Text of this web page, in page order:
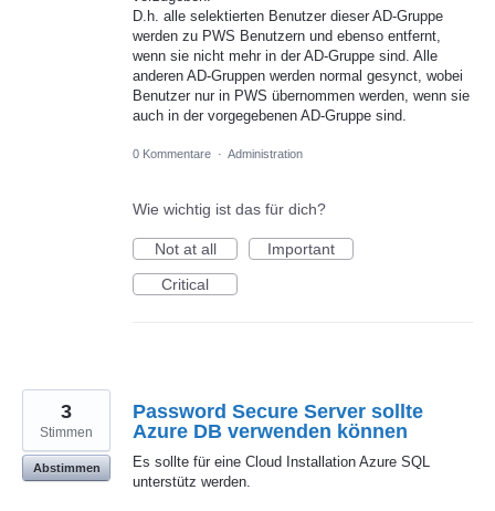
D.h. alle selektierten Benutzer dieser AD-Gruppe
werden zu PWS Benutzern und ebenso entfernt,
wenn sie nicht mehr in der AD-Gruppe sind. Alle
anderen AD-Gruppen werden normal gesynct, wobei
Benutzer nur in PWS übernommen werden, wenn sie
auch in der vorgegebenen AD-Gruppe sind.
0 Kommentare · Administration
Wie wichtig ist das für dich?
Not at all
Important
Critical
Password Secure Server sollte
Azure DB verwenden können
Es sollte für eine Cloud Installation Azure SQL
unterstütz werden.
3
Stimmen
Abstimmen